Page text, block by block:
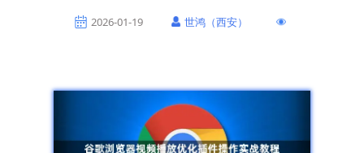
2026-01-19 世鸿（西安）